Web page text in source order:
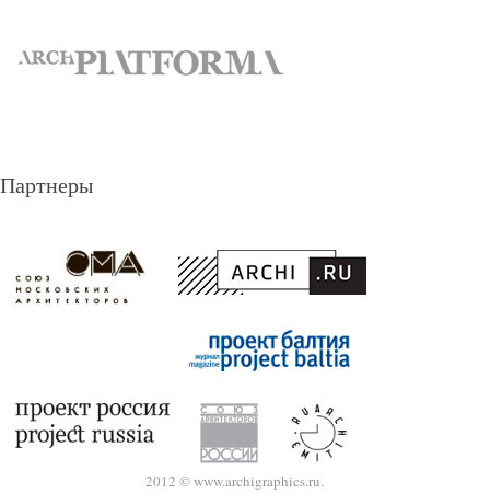
Партнеры
2012 © www.archigraphics.ru.